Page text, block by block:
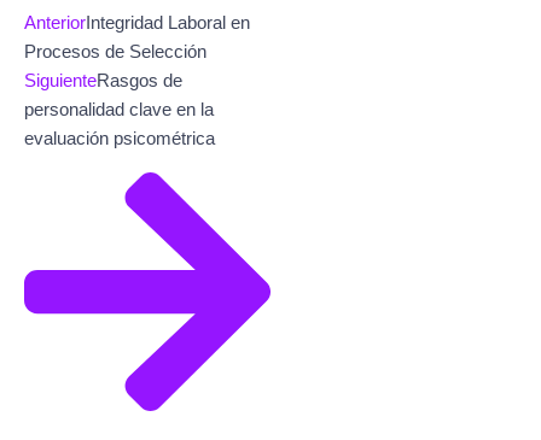
AnteriorIntegridad Laboral en
Procesos de Selección
SiguienteRasgos de
personalidad clave en la
evaluación psicométrica